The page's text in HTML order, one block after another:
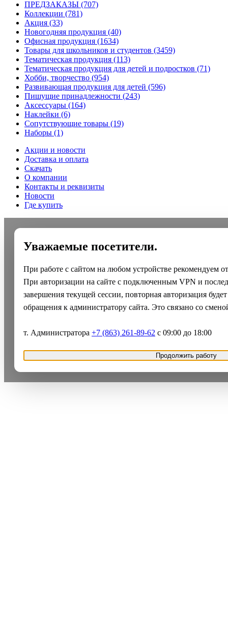
ПРЕДЗАКАЗЫ (707)
Коллекции (781)
Акция (33)
Новогодняя продукция (40)
Офисная продукция (1634)
Товары для школьников и студентов (3459)
Тематическая продукция (113)
Тематическая продукция для детей и подростков (71)
Хобби, творчество (954)
Развивающая продукция для детей (596)
Пишущие принадлежности (243)
Аксессуары (164)
Наклейки (6)
Сопутствующие товары (19)
Наборы (1)
Акции и новости
Доставка и оплата
Скачать
О компании
Контакты и реквизиты
Новости
Где купить
Уважаемые посетители.
При работе с сайтом на любом устройстве рекомендуем
При авторизации на сайте с подключенным VPN и
завершения текущей сессии, повторная авторизация
обращения к администратору сайта. Это связано со
т. Администратора +7 (863) 261-89-62 с 09:00 до 18:00
Продолжить работу